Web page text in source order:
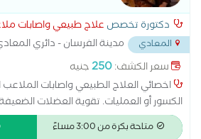
دكتورة تخصص علاج طبيعي واصابات
المعادي مدينة الفرسان - دائري
سعر الكشف:250جنيه
اخصائي العلاج الطبيعي واصابات
الكسور أو العمليات. تقوية العضلات
والمرونة
متاحة بكرة من 3:00 مساءً